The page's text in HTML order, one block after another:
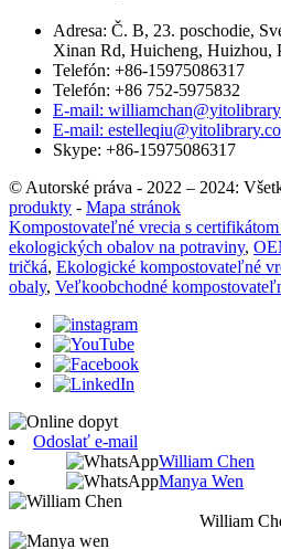
Adresa: Č. B, 23. poschodie,
Xinan Rd, Huicheng, Huizhou,
Telefón: +86-15975086317
Telefón: +86 752-5975832
E-mail:
E-mail:
Skype: +86-15975086317
© Autorské práva - 2022 – 2024:
produkty - Mapa stránok
Kompostovateľné vrecia s
ekologických obalov na potraviny,
tričká, Ekologické kompostovateľné
obaly, Veľkoobchodné
Odoslať e-mail
William Chen
Manya Wen
William